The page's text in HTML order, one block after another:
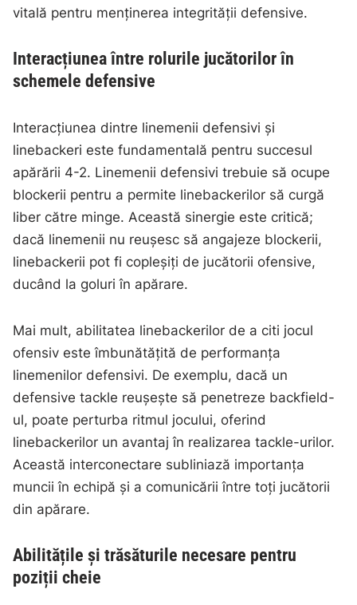
vitală pentru menținerea integrității defensive.
Interacțiunea între rolurile jucătorilor în
schemele defensive
Interacțiunea dintre linemenii defensivi și
linebackeri este fundamentală pentru succesul
apărării 4-2. Linemenii defensivi trebuie să ocupe
blockerii pentru a permite linebackerilor să curgă
liber către minge. Această sinergie este critică;
dacă linemenii nu reușesc să angajeze blockerii,
linebackerii pot fi copleșiți de jucătorii ofensive,
ducând la goluri în apărare.
Mai mult, abilitatea linebackerilor de a citi jocul
ofensiv este îmbunătățită de performanța
linemenilor defensivi. De exemplu, dacă un
defensive tackle reușește să penetreze backfield-
ul, poate perturba ritmul jocului, oferind
linebackerilor un avantaj în realizarea tackle-urilor.
Această interconectare subliniază importanța
muncii în echipă și a comunicării între toți jucătorii
din apărare.
Abilitățile și trăsăturile necesare pentru
poziții cheie